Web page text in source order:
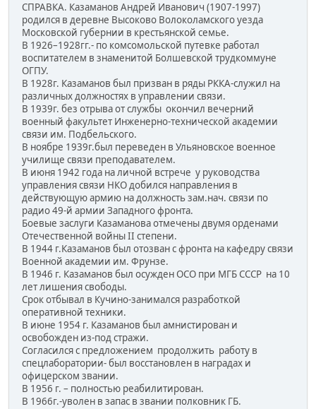
СПРАВКА. Казаманов Андрей Иванович (1907-1997)
родился в деревне Высоково Волоколамского уезда
Московской губернии в крестьянской семье.
В 1926–1928гг.- по комсомольской путевке работал
воспитателем в знаменитой Болшевской трудкоммуне
ОГПУ.
В 1928г. Казаманов был призван в ряды РККА-служил на
различных должностях в управлении связи.
В 1939г. без отрыва от службы окончил вечерний
военный факультет Инженерно-технической академии
связи им. Подбельского.
В ноябре 1939г.был переведен в Ульяновское военное
училище связи преподавателем.
В июня 1942 года на личной встрече у руководства
управления связи НКО добился направления в
действующую армию на должность зам.нач. связи по
радио 49-й армии Западного фронта.
Боевые заслуги Казаманова отмечены двумя орденами
Отечественной войны II степени.
В 1944 г.Казаманов был отозван с фронта на кафедру связи
Военной академии им. Фрунзе.
В 1946 г. Казаманов был осужден ОСО при МГБ СССР на 10
лет лишения свободы.
Срок отбывал в Кучино-занимался разработкой
оперативной техники.
В июне 1954 г. Казаманов был амнистирован и
освобожден из-под стражи.
Согласился с предложением продолжить работу в
спецлаборатории- был восстановлен в наградах и
офицерском звании.
В 1956 г. – полностью реабилитирован.
В 1966г.-уволен в запас в звании полковник ГБ.